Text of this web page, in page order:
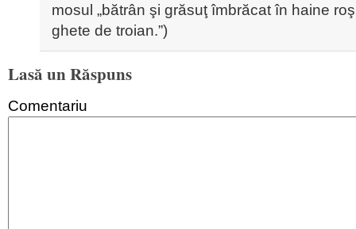
mosul „bătrân şi grăsuţ îmbrăcat în haine
ghete de troian.”)
Lasă un Răspuns
Comentariu